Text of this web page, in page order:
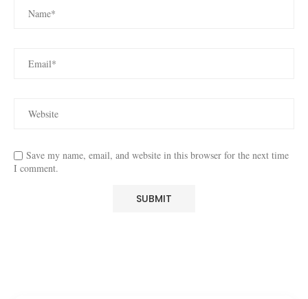
Save my name, email, and website in this browser for the next time
I comment.